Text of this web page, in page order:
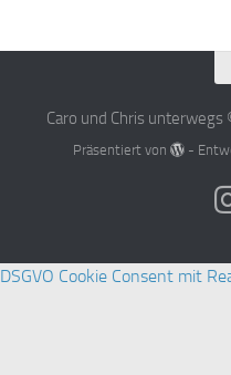
Caro und Chris
Präsentiert von -
DSGVO Cookie Consent mit